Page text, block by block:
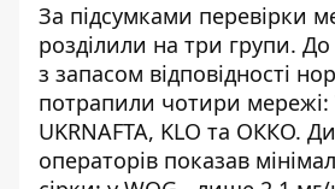
За підсумками перевірки
розділили на три групи. До
з запасом відповідності
потрапили чотири мережі:
UKRNAFTA, KLO та ОККО.
операторів показав